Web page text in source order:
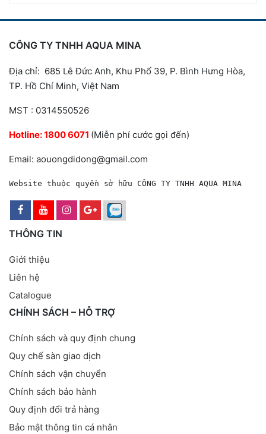
CÔNG TY TNHH AQUA MINA
Địa chỉ: 685 Lê Đức Anh, Khu Phố 39, P. Bình Hưng Hòa,
TP. Hồ Chí Minh, Việt Nam
MST : 0314550526
Hotline:1800 6071 (Miễn phí cước gọi đến)
Email: aouongdidong@gmail.com
Website thuộc quyền sở hữu CÔNG TY TNHH AQUA MINA
THÔNG TIN
Giới thiệu
Liên hệ
Catalogue
CHÍNH SÁCH – HỖ TRỢ
Chính sách và quy định chung
Quy chế sàn giao dịch
Chính sách vận chuyển
Chính sách bảo hành
Quy định đổi trả hàng
Bảo mật thông tin cá nhân